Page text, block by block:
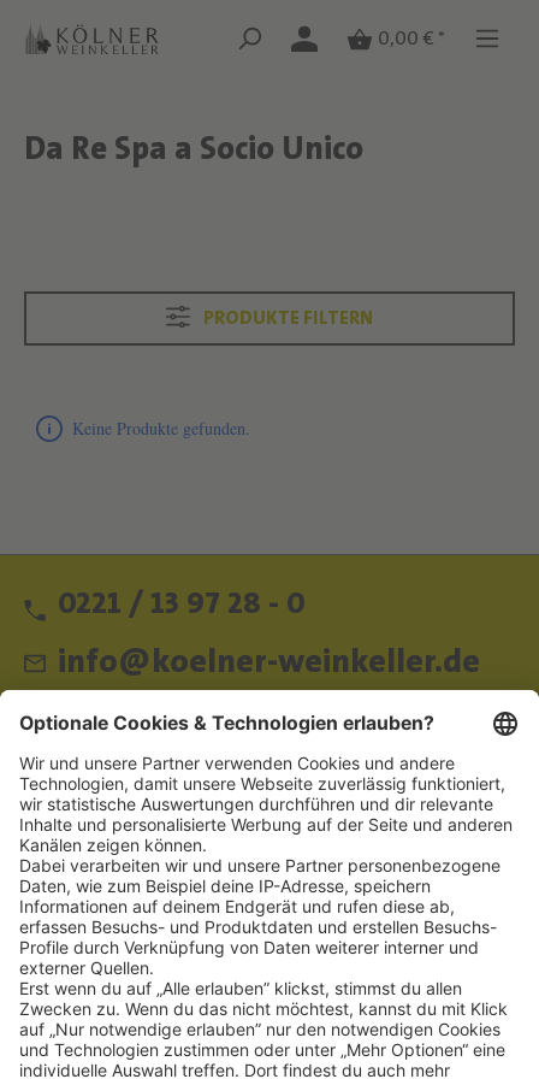
Zum Hauptinhalt springen
Zum Hauptinhalt springen
0,00 € *
Text überspringen
Da Re Spa a Socio Unico
Text überspringen
PRODUKTE FILTERN
Keine Produkte gefunden.
0221 / 13 97 28 - 0
info@koelner-weinkeller.de
Schnellzugriff
ZAHLUNGSMETHODEN
SOCIAL
NEWSLETTER
BESUCHEN SIE UNS